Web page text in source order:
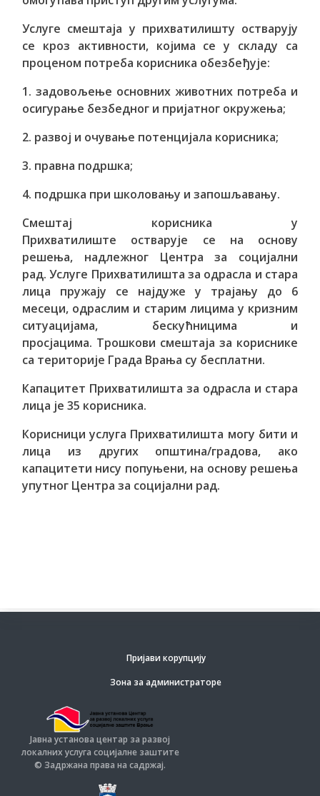
Услуге смештаја у прихватилишту остварују
се кроз активности, којима се у складу са
проценом потреба корисника обезбеђује:
1. задовољење основних животних потреба и
осигурање безбедног и пријатног окружења;
2. развој и очување потенцијала корисника;
3. правна подршка;
4. подршка при школовању и запошљавању.
Смештај корисника у
Прихватилиште остварује се на основу
решења, надлежног Центра за социјални
рад. Услуге Прихватилишта за одрасла и стара
лица пружају се најдуже у трајању до 6
месеци, одраслим и старим лицима у кризним
ситуацијама, бескућницима и
просјацима. Трошкови смештаја за кориснике
са територије Града Врања су бесплатни.
Капацитет Прихватилишта за одрасла и стара
лица је 35 корисника.
Корисници услуга Прихватилишта могу бити и
лица из других општина/градова, ако
капацитети нису попуњени, на основу решења
упутног Центра за социјални рад.
Пријави корупцију
Зона за администраторе
Јавна установа центар за развој
локалних услуга социјалне заштите
© Задржана права на садржај.